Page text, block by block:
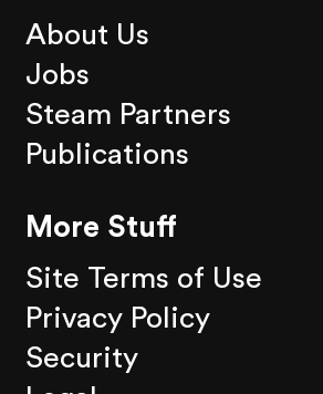
About Us
Jobs
Steam Partners
Publications
More Stuff
Site Terms of Use
Privacy Policy
Security